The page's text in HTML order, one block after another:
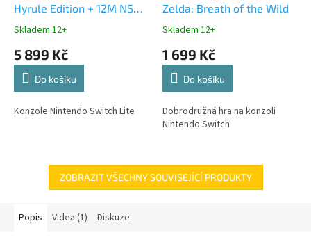
Hyrule Edition + 12M NSO
+ EP
Skladem 12+
5 899 Kč
Do košíku
Konzole Nintendo Switch Lite
Zelda: Breath of the Wild
Skladem 12+
1 699 Kč
Do košíku
Dobrodružná hra na konzoli
Nintendo Switch
ZOBRAZIT VŠECHNY SOUVISEJÍCÍ PRODUKTY
Popis Videa (1) Diskuze